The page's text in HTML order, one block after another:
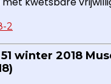
2
winter 2018